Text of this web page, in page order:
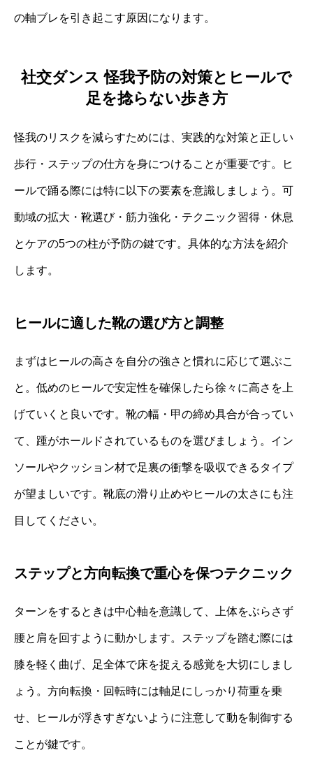
の軸ブレを引き起こす原因になります。
社交ダンス 怪我予防の対策とヒールで
足を捻らない歩き方
怪我のリスクを減らすためには、実践的な対策と正しい
歩行・ステップの仕方を身につけることが重要です。ヒ
ールで踊る際には特に以下の要素を意識しましょう。可
動域の拡大・靴選び・筋力強化・テクニック習得・休息
とケアの5つの柱が予防の鍵です。具体的な方法を紹介
します。
ヒールに適した靴の選び方と調整
まずはヒールの高さを自分の強さと慣れに応じて選ぶこ
と。低めのヒールで安定性を確保したら徐々に高さを上
げていくと良いです。靴の幅・甲の締め具合が合ってい
て、踵がホールドされているものを選びましょう。イン
ソールやクッション材で足裏の衝撃を吸収できるタイプ
が望ましいです。靴底の滑り止めやヒールの太さにも注
目してください。
ステップと方向転換で重心を保つテクニック
ターンをするときは中心軸を意識して、上体をぶらさず
腰と肩を回すように動かします。ステップを踏む際には
膝を軽く曲げ、足全体で床を捉える感覚を大切にしまし
ょう。方向転換・回転時には軸足にしっかり荷重を乗
せ、ヒールが浮きすぎないように注意して動を制御する
ことが鍵です。